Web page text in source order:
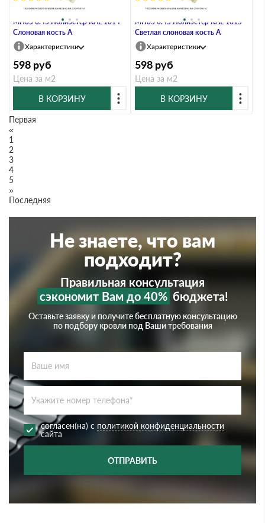
Профлист Металл Профиль
МП35 0.45 Полиэстер RAL 1014
Слоновая кость A
Характеристики
598 руб
Цена за м2
В КОРЗИНУ
Профлист Металл Профиль
МП35 0.45 Полиэстер RAL 1015
Светлая слоновая кость A
Характеристики
598 руб
Цена за м2
В КОРЗИНУ
Первая
«
1
2
3
4
5
»
Последняя
Не знаете, что вам
подходит?
Правильная консультация
сэкономит Вам до 40% бюджета!
Оставьте заявку и получите бесплатную консультацию
по подбору кровли под Ваши требования
согласен(на) с политикой конфиденциальности
сайта
ОТПРАВИТЬ